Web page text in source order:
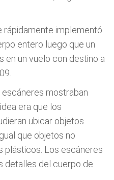
rápidamente implementó
entero luego que un
en un vuelo con destino a
mostraban
era que los
ubicar objetos
que objetos no
plásticos. Los escáneres
detalles del cuerpo de